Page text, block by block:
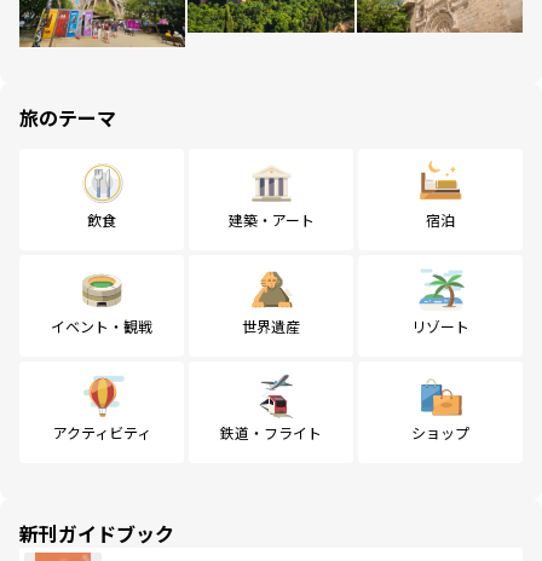
旅のテーマ
飲食 建築・アート 宿泊
イベント・観戦 世界遺産 リゾート
アクティビティ 鉄道・フライト ショップ
新刊ガイドブック